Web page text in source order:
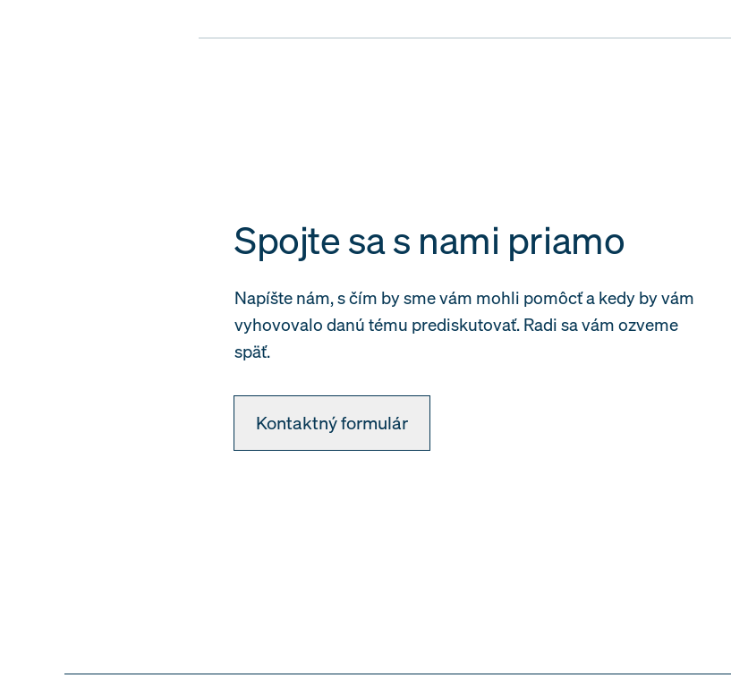
Spojte sa s nami priamo
Napíšte nám, s čím by sme vám mohli pomôcť a kedy by vám
vyhovovalo danú tému prediskutovať. Radi sa vám ozveme
späť.
Kontaktný formulár